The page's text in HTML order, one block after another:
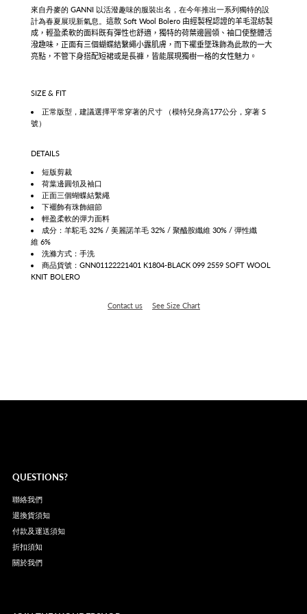
來自丹麥的 GANNI 以活潑趣味的服裝出名，在今年推出一系列獨特的設
計為春夏展現新氣息。 這款 Soft Wool Bolero 由經製程認證的羊毛混紡製
成，輕盈柔軟的面料既有彈性也舒適，獨特的荷葉邊圓領、袖口使整體活
潑趣味，正面有三個蝴蝶結繫繩小露肌膚，而下襬垂墜珠飾為此款的一大
亮點，不管下身搭配短裙或是長褲，皆能展現獨樹一格的女性魅力 。
SIZE & FIT
正常版型 ，建議選擇平常穿著的尺寸
（模特兒身高177公分，穿著 S
號）
DETAILS
短版剪裁
荷葉邊圓領及袖口
正面三個蝴蝶結繫繩
下襬飾有珠飾細節
輕盈柔軟的彈力面料
成分：羊駝毛 32% / 美麗諾羊毛 32% / 聚醯胺纖維 30% / 彈性纖
維 6%
洗滌方式：手洗
商品貨號：GNN01122221401 K1804-BLACK 099 2559 SOFT WOOL
KNIT BOLERO
Contact us See Size Chart
QUESTIONS?
聯絡我們
退換貨須知
付款及運送須知
折扣須知
關於我們